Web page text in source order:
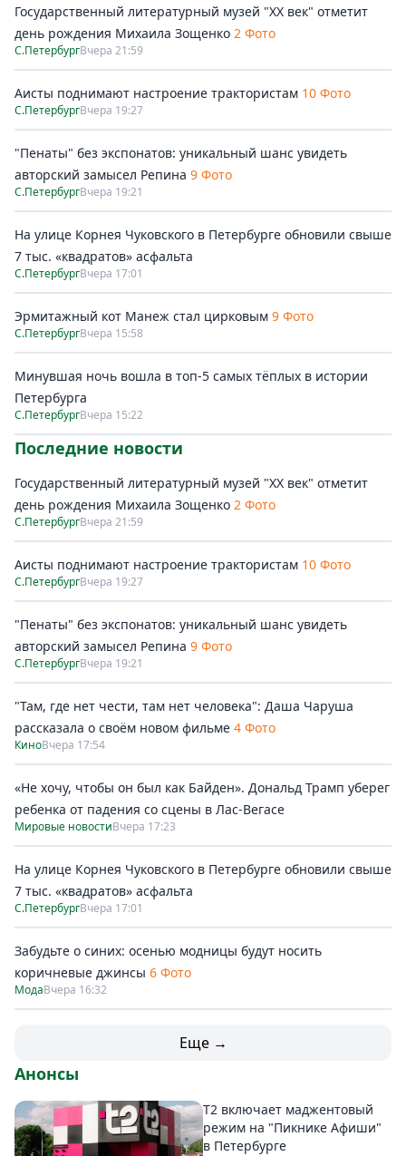
Государственный литературный музей "ХХ век" отметит
день рождения Михаила Зощенко 2 Фото
С.ПетербургВчера 21:59
Аисты поднимают настроение трактористам 10 Фото
С.ПетербургВчера 19:27
"Пенаты" без экспонатов: уникальный шанс увидеть
авторский замысел Репина 9 Фото
С.ПетербургВчера 19:21
На улице Корнея Чуковского в Петербурге обновили свыше
7 тыс. «квадратов» асфальта
С.ПетербургВчера 17:01
Эрмитажный кот Манеж стал цирковым 9 Фото
С.ПетербургВчера 15:58
Минувшая ночь вошла в топ-5 самых тёплых в истории
Петербурга
С.ПетербургВчера 15:22
Последние новости
Государственный литературный музей "ХХ век" отметит
день рождения Михаила Зощенко 2 Фото
С.ПетербургВчера 21:59
Аисты поднимают настроение трактористам 10 Фото
С.ПетербургВчера 19:27
"Пенаты" без экспонатов: уникальный шанс увидеть
авторский замысел Репина 9 Фото
С.ПетербургВчера 19:21
"Там, где нет чести, там нет человека": Даша Чаруша
рассказала о своём новом фильме 4 Фото
КиноВчера 17:54
«Не хочу, чтобы он был как Байден». Дональд Трамп уберег
ребенка от падения со сцены в Лас-Вегасе
Мировые новостиВчера 17:23
На улице Корнея Чуковского в Петербурге обновили свыше
7 тыс. «квадратов» асфальта
С.ПетербургВчера 17:01
Забудьте о синих: осенью модницы будут носить
коричневые джинсы 6 Фото
МодаВчера 16:32
Еще →
Анонсы
Т2 включает маджентовый
режим на "Пикнике Афиши"
в Петербурге